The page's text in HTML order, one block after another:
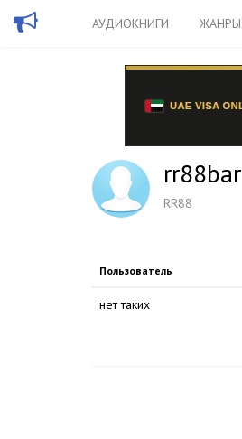
АУДИОКНИГИ ЖАНРЫ
rr88bar
RR88
Пользователь
нет таких